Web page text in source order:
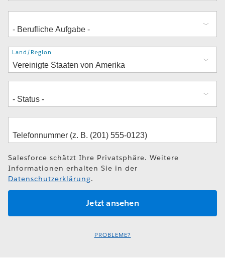
Adresse
Land/Region
Salesforce schätzt Ihre Privatsphäre. Weitere
Informationen erhalten Sie in der
Datenschutzerklärung.
PROBLEME?